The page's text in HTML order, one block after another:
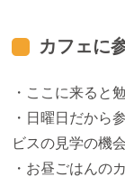
カフェに
・ここに来ると
・日曜日だから
ビスの見学の機
・お昼ごはんの